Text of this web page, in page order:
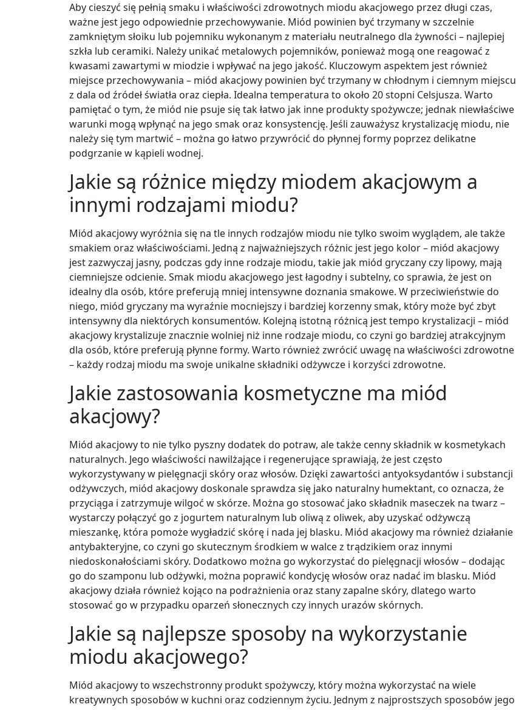
Aby cieszyć się pełnią smaku i właściwości zdrowotnych miodu akacjowego przez długi czas,
ważne jest jego odpowiednie przechowywanie. Miód powinien być trzymany w szczelnie
zamkniętym słoiku lub pojemniku wykonanym z materiału neutralnego dla żywności – najlepiej
szkła lub ceramiki. Należy unikać metalowych pojemników, ponieważ mogą one reagować z
kwasami zawartymi w miodzie i wpływać na jego jakość. Kluczowym aspektem jest również
miejsce przechowywania – miód akacjowy powinien być trzymany w chłodnym i ciemnym miejscu
z dala od źródeł światła oraz ciepła. Idealna temperatura to około 20 stopni Celsjusza. Warto
pamiętać o tym, że miód nie psuje się tak łatwo jak inne produkty spożywcze; jednak niewłaściwe
warunki mogą wpłynąć na jego smak oraz konsystencję. Jeśli zauważysz krystalizację miodu, nie
należy się tym martwić – można go łatwo przywrócić do płynnej formy poprzez delikatne
podgrzanie w kąpieli wodnej.
Jakie są różnice między miodem akacjowym a
innymi rodzajami miodu?
Miód akacjowy wyróżnia się na tle innych rodzajów miodu nie tylko swoim wyglądem, ale także
smakiem oraz właściwościami. Jedną z najważniejszych różnic jest jego kolor – miód akacjowy
jest zazwyczaj jasny, podczas gdy inne rodzaje miodu, takie jak miód gryczany czy lipowy, mają
ciemniejsze odcienie. Smak miodu akacjowego jest łagodny i subtelny, co sprawia, że jest on
idealny dla osób, które preferują mniej intensywne doznania smakowe. W przeciwieństwie do
niego, miód gryczany ma wyraźnie mocniejszy i bardziej korzenny smak, który może być zbyt
intensywny dla niektórych konsumentów. Kolejną istotną różnicą jest tempo krystalizacji – miód
akacjowy krystalizuje znacznie wolniej niż inne rodzaje miodu, co czyni go bardziej atrakcyjnym
dla osób, które preferują płynne formy. Warto również zwrócić uwagę na właściwości zdrowotne
– każdy rodzaj miodu ma swoje unikalne składniki odżywcze i korzyści zdrowotne.
Jakie zastosowania kosmetyczne ma miód
akacjowy?
Miód akacjowy to nie tylko pyszny dodatek do potraw, ale także cenny składnik w kosmetykach
naturalnych. Jego właściwości nawilżające i regenerujące sprawiają, że jest często
wykorzystywany w pielęgnacji skóry oraz włosów. Dzięki zawartości antyoksydantów i substancji
odżywczych, miód akacjowy doskonale sprawdza się jako naturalny humektant, co oznacza, że
przyciąga i zatrzymuje wilgoć w skórze. Można go stosować jako składnik maseczek na twarz –
wystarczy połączyć go z jogurtem naturalnym lub oliwą z oliwek, aby uzyskać odżywczą
mieszankę, która pomoże wygładzić skórę i nada jej blasku. Miód akacjowy ma również działanie
antybakteryjne, co czyni go skutecznym środkiem w walce z trądzikiem oraz innymi
niedoskonałościami skóry. Dodatkowo można go wykorzystać do pielęgnacji włosów – dodając
go do szamponu lub odżywki, można poprawić kondycję włosów oraz nadać im blasku. Miód
akacjowy działa również kojąco na podrażnienia oraz stany zapalne skóry, dlatego warto
stosować go w przypadku oparzeń słonecznych czy innych urazów skórnych.
Jakie są najlepsze sposoby na wykorzystanie
miodu akacjowego?
Miód akacjowy to wszechstronny produkt spożywczy, który można wykorzystać na wiele
kreatywnych sposobów w kuchni oraz codziennym życiu. Jednym z najprostszych sposobów jego